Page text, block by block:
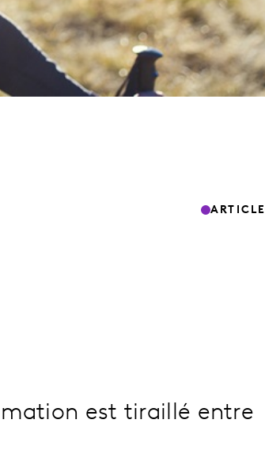
ARTICLE
est tiraillé entre